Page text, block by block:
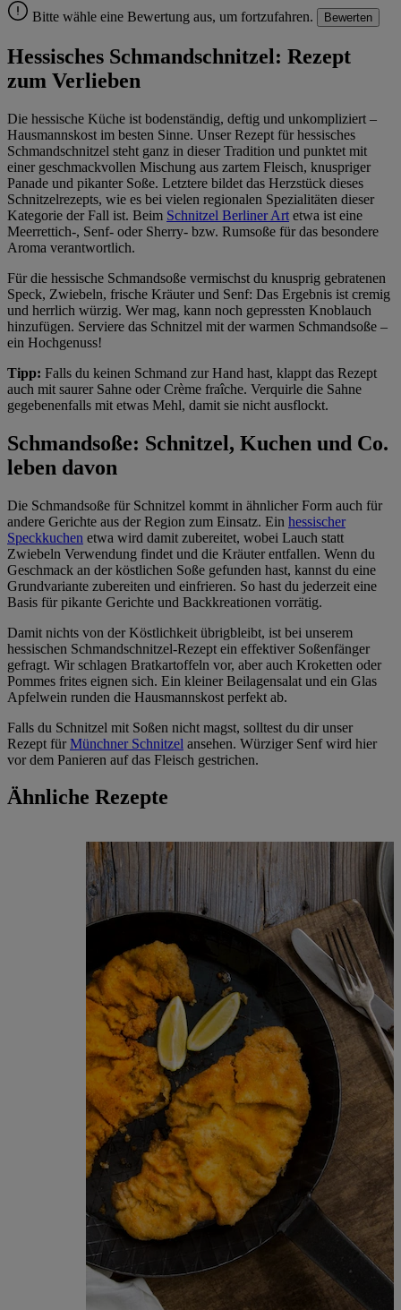
Bitte wähle eine Bewertung aus, um fortzufahren.
Bewerten
Hessisches Schmandschnitzel: Rezept
zum Verlieben
Die hessische Küche ist bodenständig, deftig und unkompliziert –
Hausmannskost im besten Sinne. Unser Rezept für hessisches
Schmandschnitzel steht ganz in dieser Tradition und punktet mit
einer geschmackvollen Mischung aus zartem Fleisch, knuspriger
Panade und pikanter Soße. Letztere bildet das Herzstück dieses
Schnitzelrezepts, wie es bei vielen regionalen Spezialitäten dieser
Kategorie der Fall ist. Beim Schnitzel Berliner Art etwa ist eine
Meerrettich-, Senf- oder Sherry- bzw. Rumsoße für das besondere
Aroma verantwortlich.
Für die hessische Schmandsoße vermischst du knusprig gebratenen
Speck, Zwiebeln, frische Kräuter und Senf: Das Ergebnis ist cremig
und herrlich würzig. Wer mag, kann noch gepressten Knoblauch
hinzufügen. Serviere das Schnitzel mit der warmen Schmandsoße –
ein Hochgenuss!
Tipp: Falls du keinen Schmand zur Hand hast, klappt das Rezept
auch mit saurer Sahne oder Crème fraîche. Verquirle die Sahne
gegebenenfalls mit etwas Mehl, damit sie nicht ausflockt.
Schmandsoße: Schnitzel, Kuchen und Co.
leben davon
Die Schmandsoße für Schnitzel kommt in ähnlicher Form auch für
andere Gerichte aus der Region zum Einsatz. Ein hessischer
Speckkuchen etwa wird damit zubereitet, wobei Lauch statt
Zwiebeln Verwendung findet und die Kräuter entfallen. Wenn du
Geschmack an der köstlichen Soße gefunden hast, kannst du eine
Grundvariante zubereiten und einfrieren. So hast du jederzeit eine
Basis für pikante Gerichte und Backkreationen vorrätig.
Damit nichts von der Köstlichkeit übrigbleibt, ist bei unserem
hessischen Schmandschnitzel-Rezept ein effektiver Soßenfänger
gefragt. Wir schlagen Bratkartoffeln vor, aber auch Kroketten oder
Pommes frites eignen sich. Ein kleiner Beilagensalat und ein Glas
Apfelwein runden die Hausmannskost perfekt ab.
Falls du Schnitzel mit Soßen nicht magst, solltest du dir unser
Rezept fürMünchner Schnitzel ansehen. Würziger Senf wird hier
vor dem Panieren auf das Fleisch gestrichen.
Ähnliche Rezepte